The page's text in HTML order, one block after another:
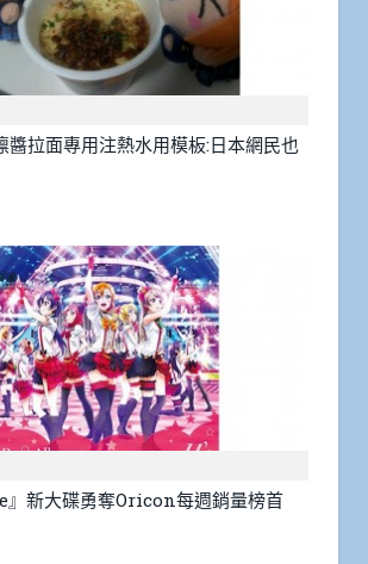
醬拉面專用注熱水用模板:日本網民也
』新大碟勇奪Oricon每週銷量榜首